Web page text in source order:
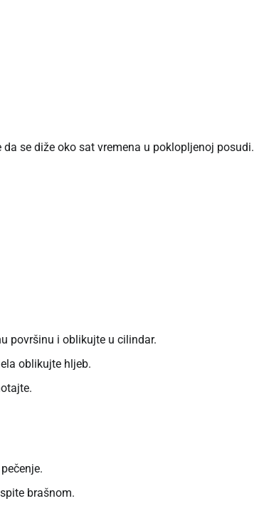
se diže oko sat vremena u poklopljenoj posudi.
površinu i oblikujte u cilindar.
oblikujte hljeb.
brašnom.